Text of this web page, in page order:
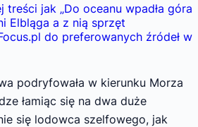
treści jak „Do oceanu wpadła góra
Elbląga a z nią sprzęt
do preferowanych źródeł w
podryfowała w kierunku Morza
łamiąc się na dwa duże
się lodowca szelfowego, jak